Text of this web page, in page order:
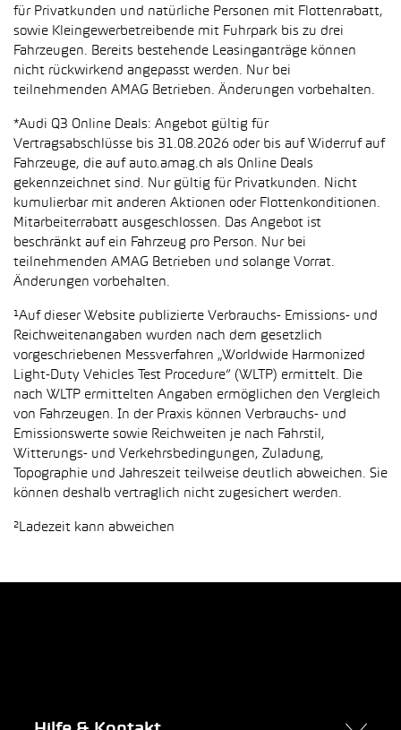
für Privatkunden und natürliche Personen mit Flottenrabatt,
sowie Kleingewerbetreibende mit Fuhrpark bis zu drei
Fahrzeugen. Bereits bestehende Leasinganträge können
nicht rückwirkend angepasst werden. Nur bei
teilnehmenden AMAG Betrieben. Änderungen vorbehalten.
*Audi Q3 Online Deals: Angebot gültig für
Vertragsabschlüsse bis 31.08.2026 oder bis auf Widerruf auf
Fahrzeuge, die auf auto.amag.ch als Online Deals
gekennzeichnet sind. Nur gültig für Privatkunden. Nicht
kumulierbar mit anderen Aktionen oder Flottenkonditionen.
Mitarbeiterrabatt ausgeschlossen. Das Angebot ist
beschränkt auf ein Fahrzeug pro Person. Nur bei
teilnehmenden AMAG Betrieben und solange Vorrat.
Änderungen vorbehalten.
¹Auf dieser Website publizierte Verbrauchs- Emissions- und
Reichweitenangaben wurden nach dem gesetzlich
vorgeschriebenen Messverfahren „Worldwide Harmonized
Light-Duty Vehicles Test Procedure“ (WLTP) ermittelt. Die
nach WLTP ermittelten Angaben ermöglichen den Vergleich
von Fahrzeugen. In der Praxis können Verbrauchs- und
Emissionswerte sowie Reichweiten je nach Fahrstil,
Witterungs- und Verkehrsbedingungen, Zuladung,
Topographie und Jahreszeit teilweise deutlich abweichen. Sie
können deshalb vertraglich nicht zugesichert werden.
²Ladezeit kann abweichen